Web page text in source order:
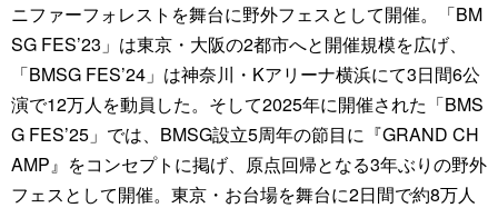
ニファーフォレストを舞台に野外フェスとして開催。「BM
SG FES’23」は東京・大阪の2都市へと開催規模を広げ、
「BMSG FES’24」は神奈川・Kアリーナ横浜にて3日間6公
演で12万人を動員した。そして2025年に開催された「BMS
G FES’25」では、BMSG設立5周年の節目に『GRAND CH
AMP』をコンセプトに掲げ、原点回帰となる3年ぶりの野外
フェスとして開催。東京・お台場を舞台に2日間で約8万人